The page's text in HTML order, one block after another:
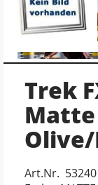
Trek
Olive/
Art.Nr.